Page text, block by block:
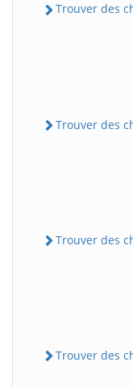
Trouver des
Trouver des
Trouver des
Trouver des